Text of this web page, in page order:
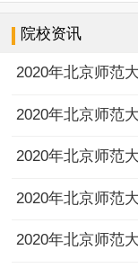
院校资讯
2020年北京师范